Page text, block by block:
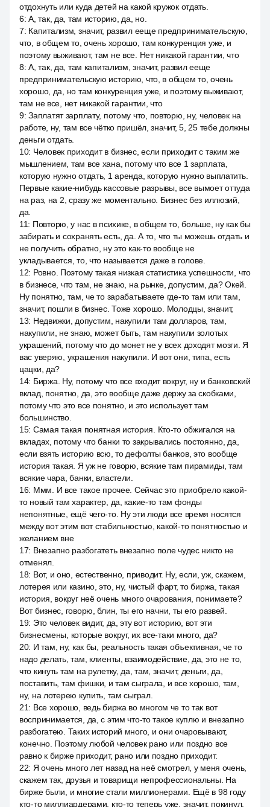
отдохнуть или куда детей на какой кружок отдать.
6:А, так, да, там историю, да, но.
7: Капитализм, значит, развил ееще предпринимательскую,
что, в общем то, очень хорошо, там конкуренция уже, и
поэтому выживают, там не все. Нет никакой гарантии, что
8:А, так, да, там капитализм, значит, развил ееще
предпринимательскую историю, что, в общем то, очень
хорошо, да, но там конкуренция уже, и поэтому выживают,
там не все, нет никакой гарантии, что
9:Заплатят зарплату, потому что, повторю, ну, человек на
работе, ну, там все чётко пришёл, значит, 5, 25 тебе должны
деньги отдать.
10: Человек приходит в бизнес, если приходит с таким же
мышлением, там все хана, потому что все 1 зарплата,
которую нужно отдать, 1 аренда, которую нужно выплатить.
Первые какие-нибудь кассовые разрывы, все вымоет оттуда
на раз, на 2, сразу же моментально. Бизнес без иллюзий,
да.
11: Повторю, у нас в психике, в общем то, больше, ну как бы
забирать и сохранять есть, да. А то, что ты можешь отдать и
не получить обратно, ну это как-то вообще не
укладывается, то, что называется даже в голове.
12: Ровно. Поэтому такая низкая статистика успешности, что
в бизнесе, что там, не знаю, на рынке, допустим, да? Окей.
Ну понятно, там, че то зарабатываете где-то там или там,
значит, пошли в бизнес. Тоже хорошо. Молодцы, значит,
13: Недвижки, допустим, накупили там долларов, там,
накупили, не знаю, может быть, там накупили золотых
украшений, потому что до монет не у всех доходят мозги. Я
вас уверяю, украшения накупили. И вот они, типа, есть
цацки, да?
14: Биржа. Ну, потому что все входит вокруг, ну и банковский
вклад, понятно, да, это вообще даже держу за скобками,
потому что это все понятно, и это использует там
большинство.
15: Самая такая понятная история. Кто-то обжигался на
вкладах, потому что банки то закрывались постоянно, да,
если взять историю всю, то дефолты банков, это вообще
история такая. Я уж не говорю, всякие там пирамиды, там
всякие чара, банки, властели.
16: Ммм. И все такое прочее. Сейчас это приобрело какой-
то новый там характер, да, какие-то там фонды
непонятные, ещё чего-то. Ну эти люди все время носятся
между вот этим вот стабильностью, какой-то понятностью и
желанием вне
17: Внезапно разбогатеть внезапно поле чудес никто не
отменял.
18: Вот, и оно, естественно, приводит. Ну, если, уж, скажем,
лотерея или казино, это, ну, чистый фарт, то биржа, такая
история, вокруг неё очень много очарования, понимаете?
Вот бизнес, говорю, блин, ты его начни, ты его развей.
19: Это человек видит, да, эту вот историю, вот эти
бизнесмены, которые вокруг, их все-таки много, да?
20: И там, ну, как бы, реальность такая объективная, че то
надо делать, там, клиенты, взаимодействие, да, это не то,
что кинуть там на рулетку, да, там, значит, деньги, да,
поставить, там фишки, и там сыграла, и все хорошо, там,
ну, на лотерею купить, там сыграл.
21: Все хорошо, ведь биржа во многом че то так вот
воспринимается, да, с этим что-то такое куплю и внезапно
разбогатею. Таких историй много, и они очаровывают,
конечно. Поэтому любой человек рано или поздно все
равно к бирже приходит, рано или поздно приходит.
22: Я очень много лет назад на неё смотрел, у меня очень,
скажем так, друзья и товарищи непрофессиональны. На
бирже были, и многие стали миллионерами. Ещё в 98 году
кто-то миллиардерами, кто-то теперь уже, значит, покинул.